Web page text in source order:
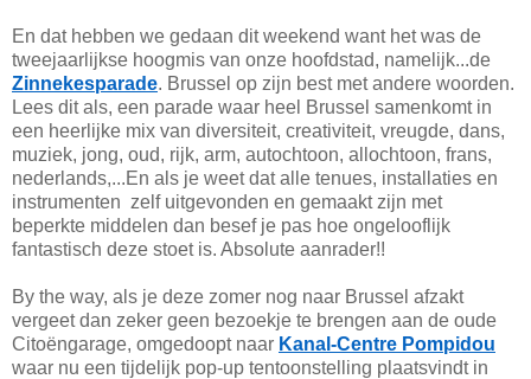
En dat hebben we gedaan dit weekend want het was de
tweejaarlijkse hoogmis van onze hoofdstad, namelijk...de
Zinnekesparade. Brussel op zijn best met andere woorden.
Lees dit als, een parade waar heel Brussel samenkomt in
een heerlijke mix van diversiteit, creativiteit, vreugde, dans,
muziek, jong, oud, rijk, arm, autochtoon, allochtoon, frans,
nederlands,...En als je weet dat alle tenues, installaties en
instrumenten zelf uitgevonden en gemaakt zijn met
beperkte middelen dan besef je pas hoe ongelooflijk
fantastisch deze stoet is. Absolute aanrader!!
By the way, als je deze zomer nog naar Brussel afzakt
vergeet dan zeker geen bezoekje te brengen aan de oude
Citoëngarage, omgedoopt naar Kanal-Centre Pompidou
waar nu een tijdelijk pop-up tentoonstelling plaatsvindt in